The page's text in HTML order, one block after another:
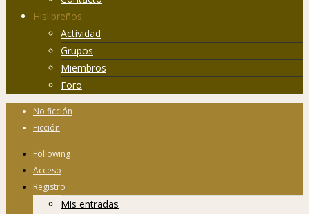
Hislibreños
Actividad
Grupos
Miembros
Foro
No ficción
Ficción
Following
Acceso
Registro
Mis entradas